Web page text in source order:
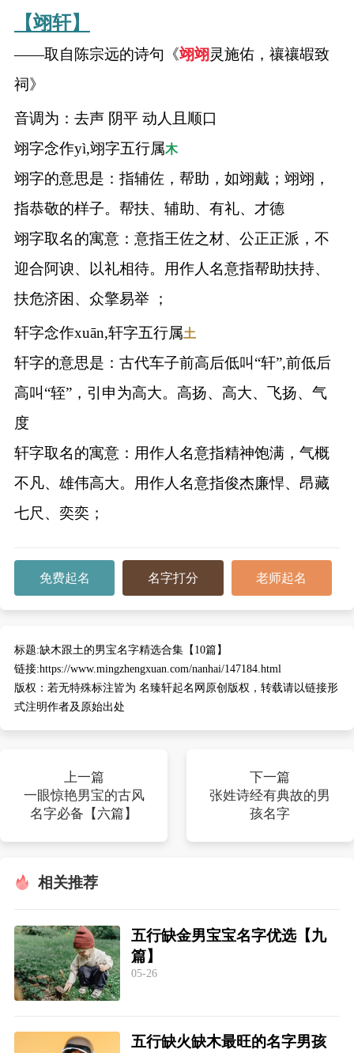
【翊轩】
——取自陈宗远的诗句《翊翊灵施佑，禳禳嘏致
祠》
音调为：去声 阴平 动人且顺口
翊字念作yì,翊字五行属木
翊字的意思是：指辅佐，帮助，如翊戴；翊翊，
指恭敬的样子。帮扶、辅助、有礼、才德
翊字取名的寓意：意指王佐之材、公正正派，不
迎合阿谀、以礼相待。用作人名意指帮助扶持、
扶危济困、众擎易举 ；
轩字念作xuān,轩字五行属土
轩字的意思是：古代车子前高后低叫“轩”,前低后
高叫“轾”，引申为高大。高扬、高大、飞扬、气
度
轩字取名的寓意：用作人名意指精神饱满，气概
不凡、雄伟高大。用作人名意指俊杰廉悍、昂藏
七尺、奕奕；
免费起名 名字打分 老师起名
标题:缺木跟土的男宝名字精选合集【10篇】
链接:https://www.mingzhengxuan.com/nanhai/147184.html
版权： 若无特殊标注皆为 名臻轩起名网原创版权，转载请以链接形
式注明作者及原始出处
上一篇
一眼惊艳男宝的古风
名字必备【六篇】
下一篇
张姓诗经有典故的男
孩名字
相关推荐
五行缺金男宝宝名字优选【九
篇】
05-26
五行缺火缺木最旺的名字男孩